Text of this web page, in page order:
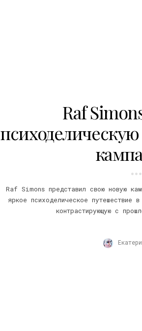
Raf
Raf Simons представил свою новую
яркое психоделическое путешествие
контрастирующую с